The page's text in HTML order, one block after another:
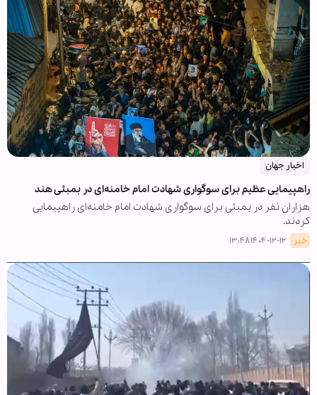
اخبار جهان
راهپیمایی عظیم برای سوگواری شهادت امام خامنه‌ای در بمبئی هند
هزاران نفر در بمبئی برای سوگواری شهادت امام خامنه‌ای راهپیمایی
کردند.
خبر ۱۴۰۴-۱۲-۱۲ ۱۳:۴۸